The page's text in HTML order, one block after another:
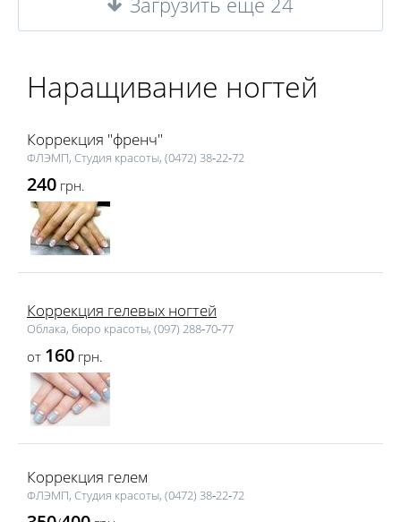
Наращивание ногтей
Коррекция "френч"
ФЛЭМП, Студия красоты, (0472) 38‑22‑72
240 грн.
Коррекция гелевых ногтей
Облака, бюро красоты, (097) 288‑70‑77
от 160 грн.
Коррекция гелем
ФЛЭМП, Студия красоты, (0472) 38‑22‑72